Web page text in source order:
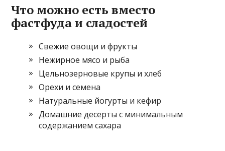
Что можно есть вместо
фастфуда и сладостей
Свежие овощи и фрукты
Нежирное мясо и рыба
Цельнозерновые крупы и хлеб
Орехи и семена
Натуральные йогурты и кефир
Домашние десерты с минимальным
содержанием сахара